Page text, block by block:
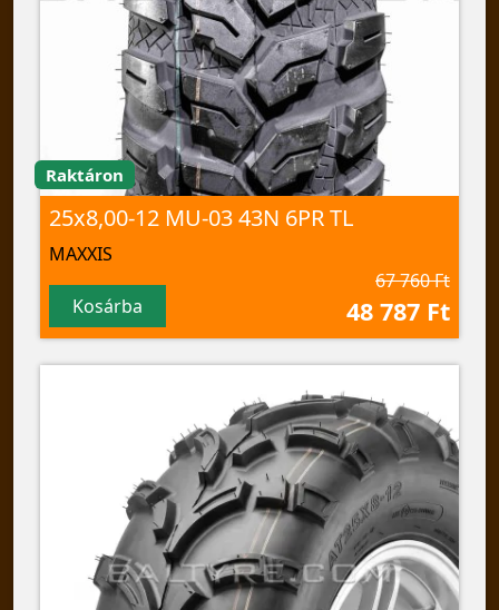
Raktáron
25x8,00-12 MU-03 43N 6PR TL
MAXXIS
Kosárba
67 760 Ft
48 787 Ft